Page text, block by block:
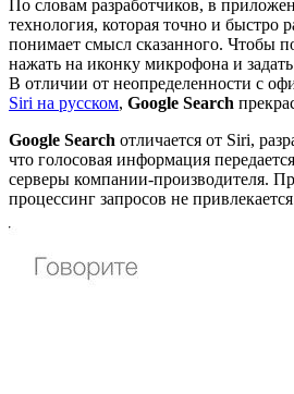
По словам разработчиков, в
технология, которая точно и быстро
понимает смысл сказанного. Чтобы
нажать на иконку микрофона и
В отличии от неопределенности с
Siri на русском, Google Search
Google Search отличается от Siri,
что голосовая информация
серверы компании-производителя.
процессинг запросов не